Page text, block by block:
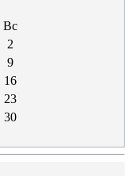
Вс
2
9
16
23
30